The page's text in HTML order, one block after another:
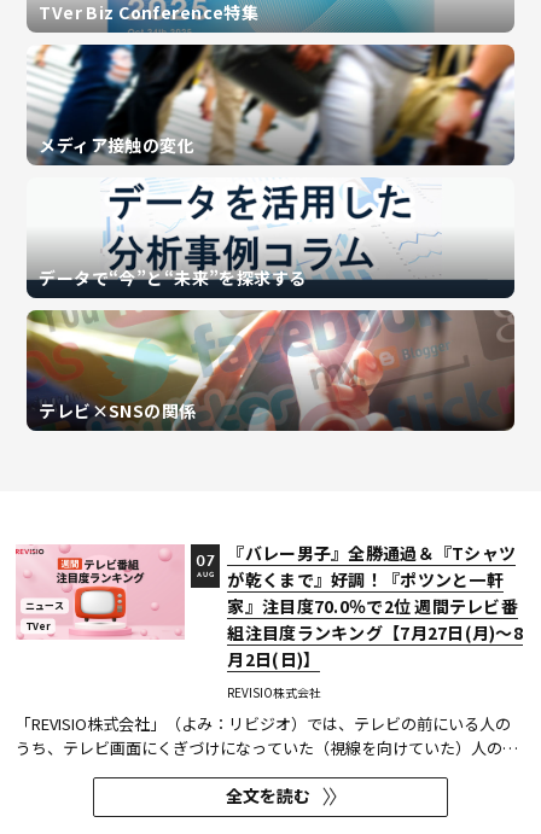
TVer Biz Conference特集
メディア接触の変化
データで“今”と“未来”を探求する
テレビ×SNSの関係
ニュース
TVer
『バレー男子』全勝通過＆『Tシャツ
が乾くまで』好調！『ポツンと一軒
家』注目度70.0％で2位 週間テレビ番
組注目度ランキング【7月27日(月)～8
月2日(日)】
REVISIO株式会社
07
AUG
「REVISIO株式会社」（よみ：リビジオ）では、テレビの前にいる人の
うち、テレビ画面にくぎづけになっていた（視線を向けていた）人の割
合がわかる「注目度」を用いて、「個人全体」ならびにREVISIOで定義
した「コア視聴層（男女13歳～49歳）」のテレビ番組ランキングを公開
している。
全文を読む